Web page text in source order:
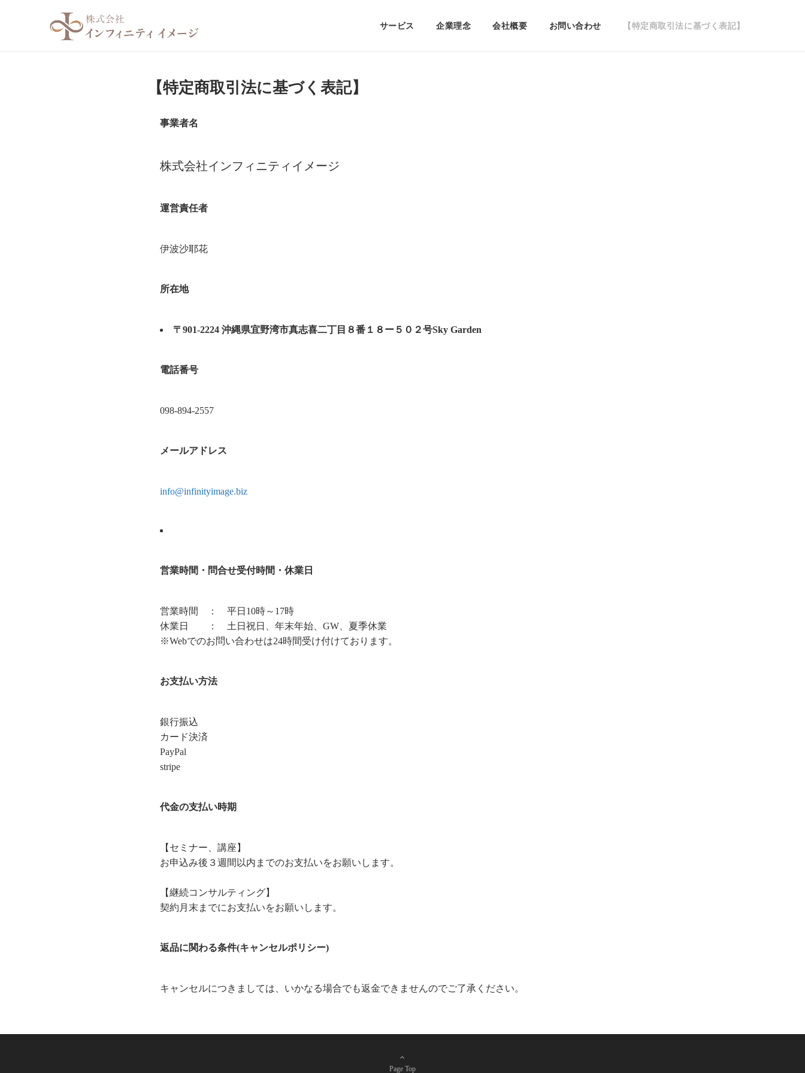
サービス 企業理念 会社概要 お問い合わせ 【特定商取引法に基づく表記】
【特定商取引法に基づく表記】
事業者名
株式会社インフィニティイメージ
運営責任者
伊波沙耶花
所在地
〒901-2224 沖縄県宜野湾市真志喜二丁目８番１８ー５０２号Sky Garden
電話番号
098-894-2557
メールアドレス
info@infinityimage.biz
営業時間・問合せ受付時間・休業日
営業時間 ： 平日10時～17時
休業日 ： 土日祝日、年末年始、GW、夏季休業
※Webでのお問い合わせは24時間受け付けております。
お支払い方法
銀行振込
カード決済
PayPal
stripe
代金の支払い時期
【セミナー、講座】
お申込み後３週間以内までのお支払いをお願いします。
【継続コンサルティング】
契約月末までにお支払いをお願いします。
返品に関わる条件(キャンセルポリシー)
キャンセルにつきましては、いかなる場合でも返金できませんのでご了承ください。
Page Top